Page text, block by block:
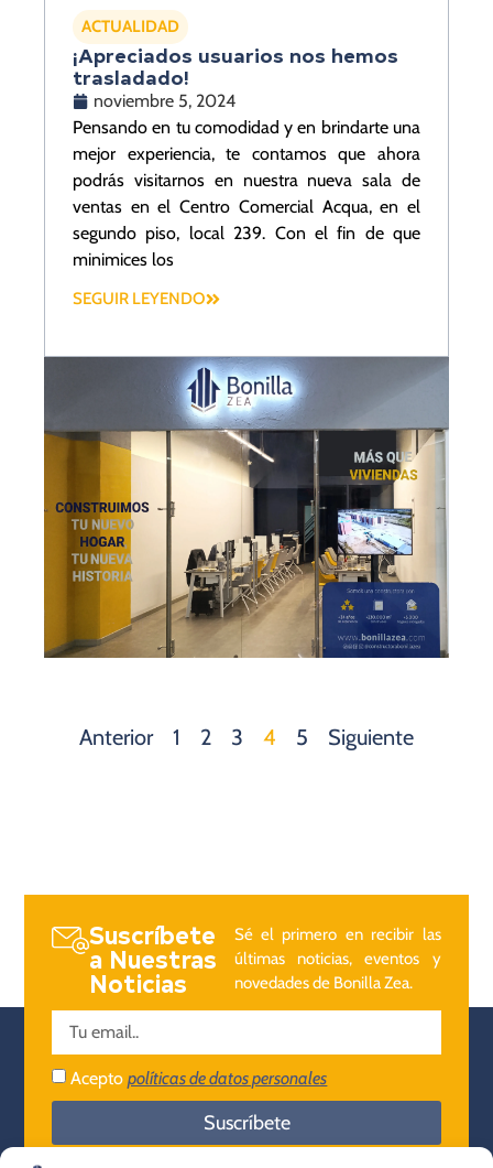
ACTUALIDAD
¡Apreciados usuarios nos hemos
trasladado!
noviembre 5, 2024
Pensando en tu comodidad y en brindarte una
mejor experiencia, te contamos que ahora
podrás visitarnos en nuestra nueva sala de
ventas en el Centro Comercial Acqua, en el
segundo piso, local 239. Con el fin de que
minimices los
SEGUIR LEYENDO
Anterior 1 2 3 4 5 Siguiente
Suscríbete
a Nuestras
Noticias
Sé el primero en recibir las
últimas noticias, eventos y
novedades de Bonilla Zea.
Aceptopolíticas de datos personales
Suscríbete